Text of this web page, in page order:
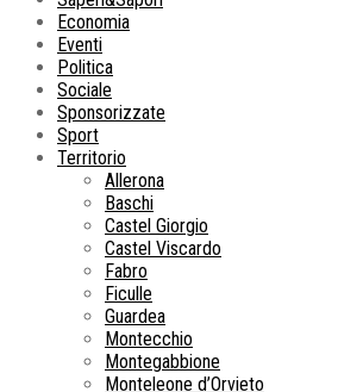
Economia
Eventi
Politica
Sociale
Sponsorizzate
Sport
Territorio
Allerona
Baschi
Castel Giorgio
Castel Viscardo
Fabro
Ficulle
Guardea
Montecchio
Montegabbione
Monteleone d’Orvieto